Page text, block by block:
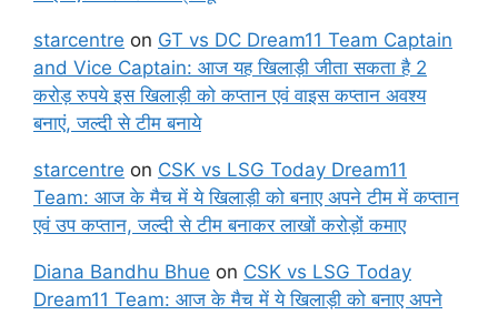
starcentre on GT vs DC Dream11 Team Captain
and Vice Captain: आज यह खिलाड़ी जीता सकता है 2
करोड़ रुपये इस खिलाड़ी को कप्तान एवं वाइस कप्तान अवश्य
बनाएं, जल्दी से टीम बनाये
starcentre on CSK vs LSG Today Dream11
Team: आज के मैच में ये खिलाड़ी को बनाए अपने टीम में कप्तान
एवं उप कप्तान, जल्दी से टीम बनाकर लाखों करोड़ों कमाए
Diana Bandhu Bhue on CSK vs LSG Today
Dream11 Team: आज के मैच में ये खिलाड़ी को बनाए अपने